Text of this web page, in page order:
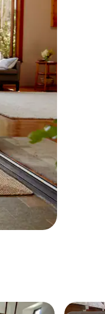
et en les faisant glisser.